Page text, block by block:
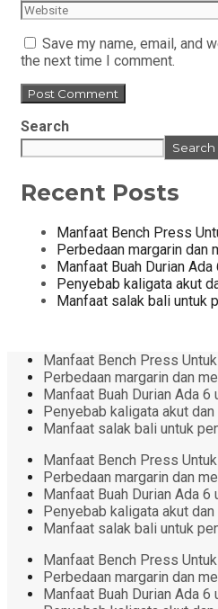
Save my name, email, and
the next time I comment.
Search
Search
Recent Posts
Manfaat Bench Press
Perbedaan margarin dan
Manfaat Buah Durian
Penyebab kaligata akut
Manfaat salak bali untuk
Manfaat Bench Press
Perbedaan margarin dan
Manfaat Buah Durian Ada 6
Penyebab kaligata akut
Manfaat salak bali untuk
Manfaat Bench Press
Perbedaan margarin dan
Manfaat Buah Durian Ada 6
Penyebab kaligata akut
Manfaat salak bali untuk
Manfaat Bench Press
Perbedaan margarin dan
Manfaat Buah Durian Ada 6